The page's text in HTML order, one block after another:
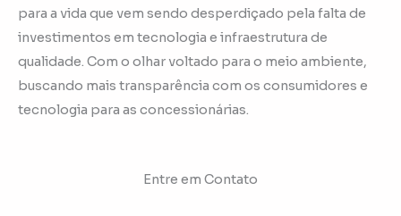
para a vida que vem sendo desperdiçado pela falta de
investimentos em tecnologia e infraestrutura de
qualidade. Com o olhar voltado para o meio ambiente,
buscando mais transparência com os consumidores e
tecnologia para as concessionárias.
Entre em Contato